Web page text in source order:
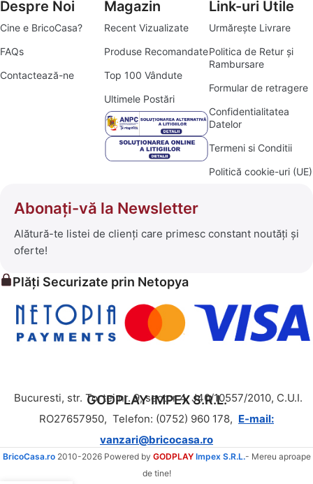
Despre Noi
Cine e BricoCasa?
FAQs
Contactează-ne
Magazin
Recent Vizualizate
Produse Recomandate
Top 100 Vândute
Ultimele Postări
Link-uri Utile
Urmărește Livrare
Politica de Retur și
Rambursare
Formular de retragere
Confidentialitatea
Datelor
Termeni si Conditii
Politică cookie-uri (UE)
Abonați-vă la Newsletter
Alătură-te listei de clienți care primesc constant noutăți și
oferte!
Plăți Securizate prin Netopya
GODPLAY IMPEX S.R.L.
Bucuresti, str. Tortei nr. 9, sector 4, J40/10557/2010, C.U.I.
RO27657950, Telefon: (0752) 960 178, E-mail:
vanzari@bricocasa.ro
BricoCasa.ro 2010-2026 Powered by GODPLAY Impex S.R.L.- Mereu aproape
de tine!